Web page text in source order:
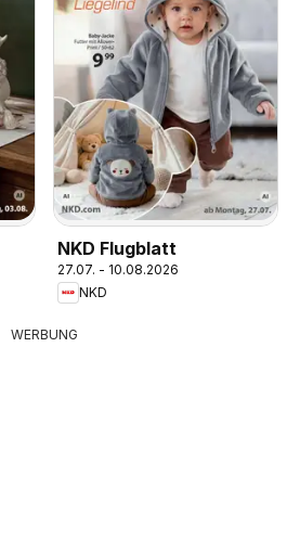
NKD Flugblatt
27.07. - 10.08.2026
NKD
WERBUNG